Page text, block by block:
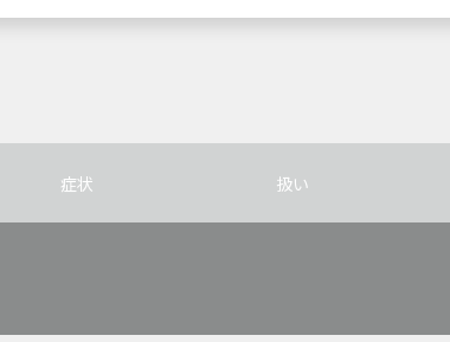
症状 扱い